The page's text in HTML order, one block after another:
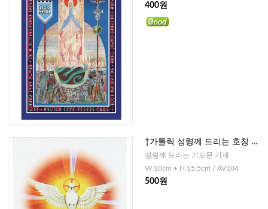
400원
†가톨릭 성령께 드리는 호칭 기
도(3단접지)
성령께 드리는 기도문 기재
W 10cm + H 15.5cm / AV104
500원